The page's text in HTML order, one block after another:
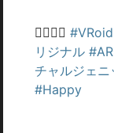
😶‍🌫️😶‍🌫️ #VRoid
リジナル #AR
チャルジェニ
#Happy